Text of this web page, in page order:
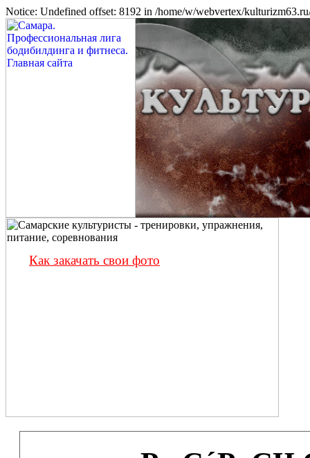
Notice: Undefined offset: 8192 in /home/w/webvertex/
Как закачать свои фото